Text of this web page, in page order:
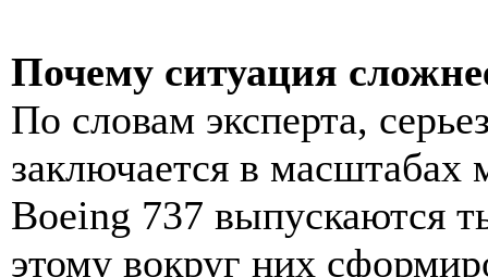
Почему ситуация
По словам эксперта,
заключается в
Boeing 737 выпускаются
этому вокруг них